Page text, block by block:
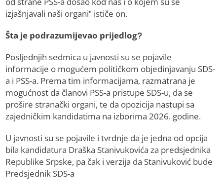
izjašnjavali naši organi” ističe on.
Šta je podrazumijevao prijedlog?
Posljednjih sedmica u javnosti su se pojavile
informacije o mogućem političkom objedinjavanju SDS-
a i PSS-a. Prema tim informacijama, razmatrana je
mogućnost da članovi PSS-a pristupe SDS-u, da se
prošire stranački organi, te da opozicija nastupi sa
zajedničkim kandidatima na izborima 2026. godine.
U javnosti su se pojavile i tvrdnje da je jedna od opcija
bila kandidatura Draška Stanivukovića za predsjednika
Republike Srpske, pa čak i verzija da Stanivuković bude
Predsjednik SDS-a